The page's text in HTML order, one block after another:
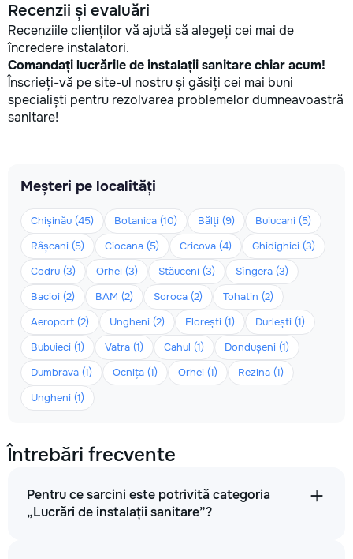
Recenzii și evaluări
Recenziile clienților vă ajută să alegeți cei mai de
încredere instalatori.
Comandați lucrările de instalații sanitare chiar acum!
Înscrieți-vă pe site-ul nostru și găsiți cei mai buni
specialiști pentru rezolvarea problemelor dumneavoastră
sanitare!
Meșteri pe localități
Chișinău (45) Botanica (10) Bălți (9)
Buiucani (5)
Râșcani (5)
Ciocana (5) Cricova (4)
Ghidighici (3)
Codru (3)
Orhei (3) Stăuceni (3)
Sîngera (3)
Bacioi (2)
BAM (2) Soroca (2)
Tohatin (2)
Aeroport (2)
Ungheni (2) Florești (1)
Durlești (1)
Bubuieci (1)
Vatra (1) Cahul (1)
Dondușeni (1)
Dumbrava (1)
Ocnița (1) Orhei (1)
Rezina (1)
Ungheni (1)
Întrebări frecvente
Pentru ce sarcini este potrivită categoria
„Lucrări de instalații sanitare”?